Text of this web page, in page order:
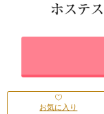
お気に入り